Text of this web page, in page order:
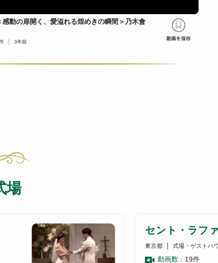
感動の扉開く、愛溢れる煌めきの瞬間＞乃木會
3年前
場
セント・ラフ
東京都 式場・ゲストハ
動画数： 19件